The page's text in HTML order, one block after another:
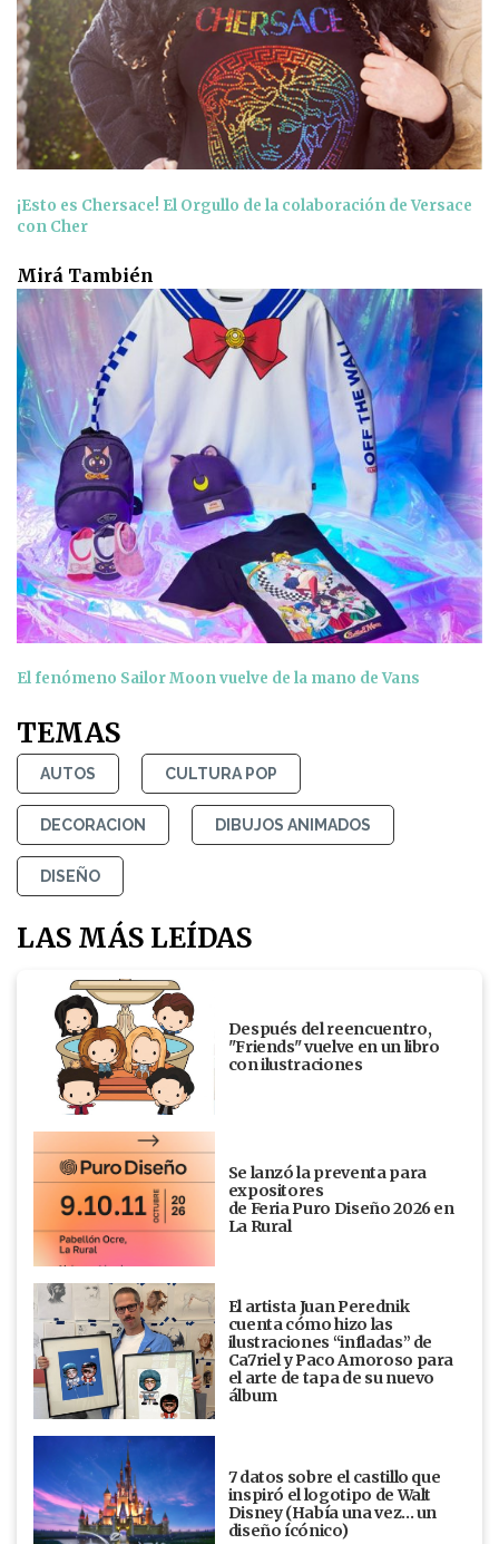
¡Esto es Chersace! El Orgullo de la colaboración de Versace
con Cher
Mirá También
El fenómeno Sailor Moon vuelve de la mano de Vans
TEMAS
AUTOS CULTURA POP
DECORACION DIBUJOS ANIMADOS
DISEÑO
LAS MÁS LEÍDAS
Después del reencuentro,
"Friends" vuelve en un libro
con ilustraciones
Se lanzó la preventa para
expositores
de Feria Puro Diseño 2026 en
La Rural
El artista Juan Perednik
cuenta cómo hizo las
ilustraciones “infladas” de
Ca7riel y Paco Amoroso para
el arte de tapa de su nuevo
álbum
7 datos sobre el castillo que
inspiró el logotipo de Walt
Disney (Había una vez... un
diseño ícónico)